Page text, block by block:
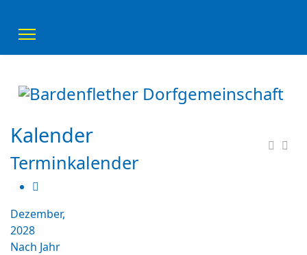
Kalender
Terminkalender
Dezember,
2028
Nach Jahr